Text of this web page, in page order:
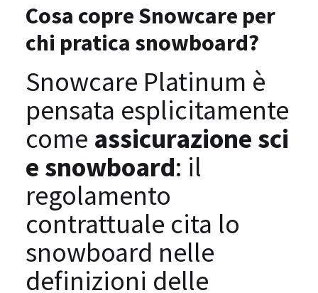
Cosa copre Snowcare per
chi pratica snowboard?
Snowcare Platinum è
pensata esplicitamente
come assicurazione sci
e snowboard: il
regolamento
contrattuale cita lo
snowboard nelle
definizioni delle